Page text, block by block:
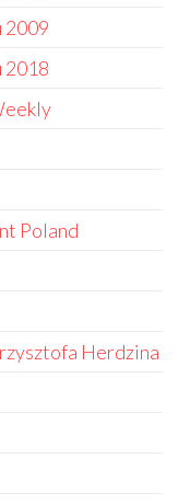
2009
2018
Poland
Herdzina